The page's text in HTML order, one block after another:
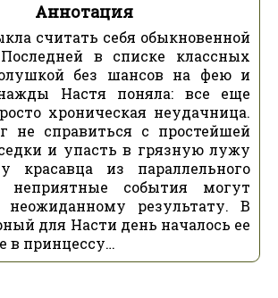
Аннотация
считать себя обыкновенной
в списке классных
без шансов на фею и
Настя поняла: все еще
хроническая неудачница.
не справиться с простейшей
и упасть в грязную лужу
красавца из параллельного
неприятные события могут
неожиданному результату. В
для Насти день началось ее
в принцессу…